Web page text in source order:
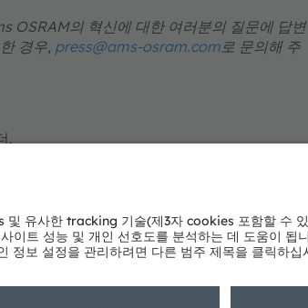
OSRAM의 혁신에 대한 여러분의 질문에 답변
경우, press@ams-osram.com로 문의해 주
.
만들고 있으며,110년이 넘는 역사를 지닌 우
식 및 글로벌 산업 역량에 있습니다. 우리는
기적인 혁신을 창출하고, 환경에 미치는 악영향
신을 추구합니다.
기적인 애플리케이션을 위한 기술을 개발하